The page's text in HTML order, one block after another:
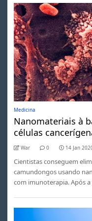
Medicina
Nanomateriais à
células
War 0 14 Jan
Cientistas conseguem
camundongos usando
com imunoterapia. Após a